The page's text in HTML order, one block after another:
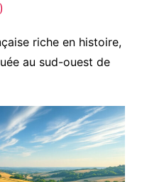
riche en histoire,
au sud-ouest de